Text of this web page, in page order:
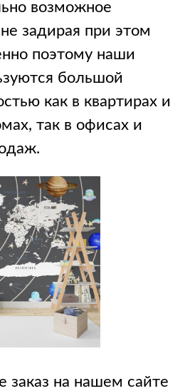
возможное
задирая при этом
поэтому наши
большой
как в квартирах и
так в офисах и
заказ на нашем сайте